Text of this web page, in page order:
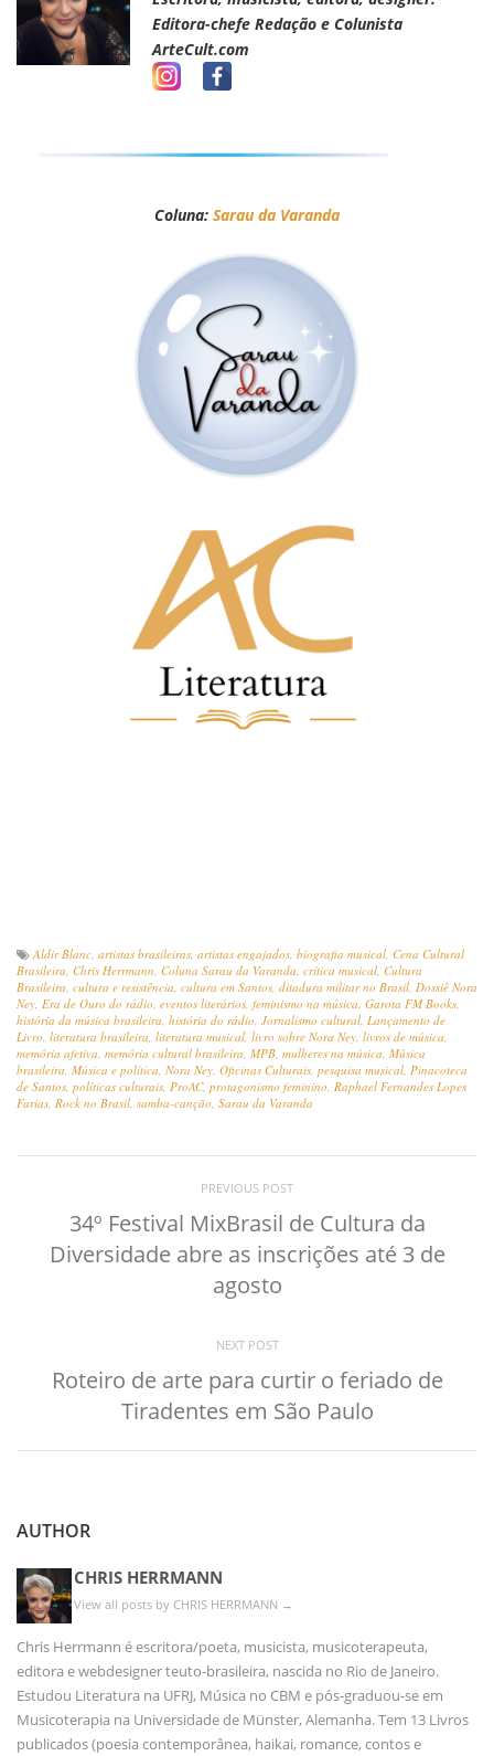
Editora-chefe Redação e Colunista
ArteCult.com
Coluna: Sarau da Varanda
Aldir Blanc artistas brasileiras artistas engajados biografia musical Cena Cultural
Brasileira Chris Herrmann Coluna Sarau da Varanda crítica musical Cultura
Brasileira cultura e resistência cultura em Santos ditadura militar no Brasil Dossiê Nora
Ney Era de Ouro do rádio eventos literários feminismo na música Garota FM Books
história da música brasileira história do rádio Jornalismo cultural Lançamento de
Livro literatura brasileira literatura musical livro sobre Nora Ney livros de música
memória afetiva memória cultural brasileira MPB mulheres na música Música
brasileira Música e política Nora Ney Oficinas Culturais pesquisa musical Pinacoteca
de Santos políticas culturais ProAC, protagonismo feminino Raphael Fernandes Lopes
Farias Rock no Brasil samba-canção Sarau da Varanda
PREVIOUS POST
34º Festival MixBrasil de Cultura da
Diversidade abre as inscrições até 3 de
agosto
NEXT POST
Roteiro de arte para curtir o feriado de
Tiradentes em São Paulo
AUTHOR
CHRIS HERRMANN
View all posts by CHRIS HERRMANN →
Chris Herrmann é escritora/poeta, musicista, musicoterapeuta,
editora e webdesigner teuto-brasileira, nascida no Rio de Janeiro.
Estudou Literatura na UFRJ, Música no CBM e pós-graduou-se em
Musicoterapia na Universidade de Münster, Alemanha. Tem 13 Livros
publicados (poesia contemporânea, haikai, romance, contos e